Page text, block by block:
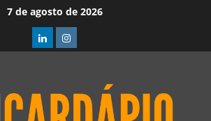
7 de agosto de 2026